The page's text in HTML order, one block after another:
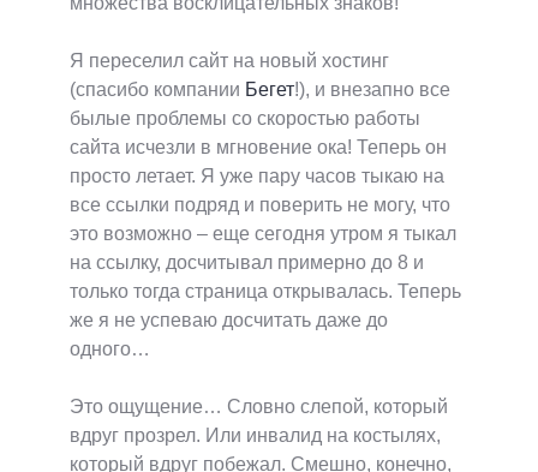
Я переселил сайт на новый хостинг
(спасибо компании Бегет!), и внезапно все
былые проблемы со скоростью работы
сайта исчезли в мгновение ока! Теперь он
просто летает. Я уже пару часов тыкаю на
все ссылки подряд и поверить не могу, что
это возможно – еще сегодня утром я тыкал
на ссылку, досчитывал примерно до 8 и
только тогда страница открывалась. Теперь
же я не успеваю досчитать даже до
одного…
Это ощущение… Словно слепой, который
вдруг прозрел. Или инвалид на костылях,
который вдруг побежал. Смешно, конечно,